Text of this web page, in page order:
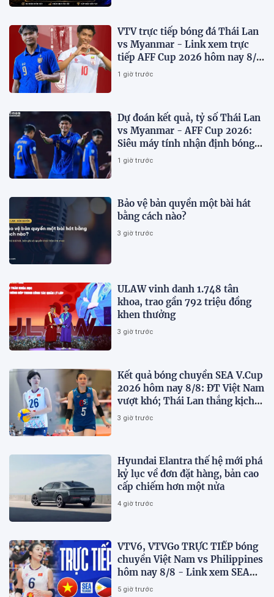
VTV trực tiếp bóng đá Thái Lan
vs Myanmar - Link xem trực
tiếp AFF Cup 2026 hôm nay 8/8
trên VTV6
1 giờ trước
Dự đoán kết quả, tỷ số Thái Lan
vs Myanmar - AFF Cup 2026:
Siêu máy tính nhận định bóng
đá hôm nay 8/8
1 giờ trước
Bảo vệ bản quyền một bài hát
bằng cách nào?
3 giờ trước
ULAW vinh danh 1.748 tân
khoa, trao gần 792 triệu đồng
khen thưởng
3 giờ trước
Kết quả bóng chuyền SEA V.Cup
2026 hôm nay 8/8: ĐT Việt Nam
vượt khó; Thái Lan thắng kịch
tính
3 giờ trước
Hyundai Elantra thế hệ mới phá
kỷ lục về đơn đặt hàng, bản cao
cấp chiếm hơn một nửa
4 giờ trước
VTV6, VTVGo TRỰC TIẾP bóng
chuyền Việt Nam vs Philippines
hôm nay 8/8 - Link xem SEA
V.Cup 2026 mới nhất
5 giờ trước